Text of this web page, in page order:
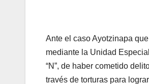
Ante el caso Ayotzinapa
mediante la Unidad
“N”, de haber cometido
través de torturas para